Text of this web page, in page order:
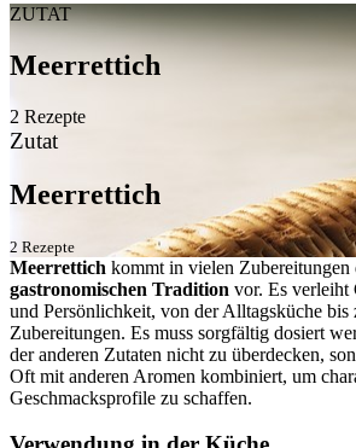
ZUTAT
Meerrettich
2 Rezepte
Zutat
Meerrettich
2 Rezepte
Meerrettich kommt in vielen Zubereitungen
gastronomischen Tradition vor. Es verleiht
und Persönlichkeit, von der Alltagsküche bis
Zubereitungen. Es muss sorgfältig dosiert
der anderen Zutaten nicht zu überdecken,
Oft mit anderen Aromen kombiniert, um
Geschmacksprofile zu schaffen.